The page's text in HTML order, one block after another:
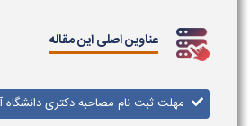
عناوین اصلی این مقاله
مهلت ثبت نام مصاحبه دکتری دانشگاه آزاد